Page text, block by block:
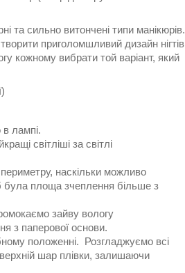
та сильно витончені типи манікюрів.
приголомшливий дизайн нігтів
кожному вибрати той варіант, який
лампі.
світліші за світлі
наскільки можливо
була площа зчеплення більше з
зайву вологу
з паперової основи.
положенні. Розгладжуємо всі
шар плівки, залишаючи